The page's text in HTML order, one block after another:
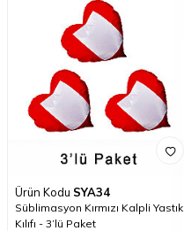
Ürün Kodu SYA34
Süblimasyon Kırmızı Kalpli Yastık
Kılıfı - 3’lü Paket